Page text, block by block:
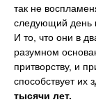
так не
следующий день
И то, что они в
разумном
притворству, и
способствует их
тысячи лет.